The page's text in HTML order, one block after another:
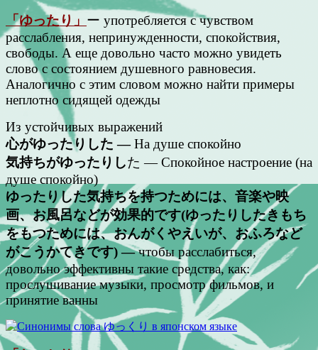
「ゆったり」 ー употребляется с чувством
расслабления, непринужденности, спокойствия,
свободы. А еще довольно часто можно увидеть
слово с состоянием душевного равновесия.
Аналогично с этим словом можно найти примеры
неплотно сидящей одежды
Из устойчивых выражений
心がゆったりした —На душе спокойно
気持ちがゆったりした — Спокойное настроение (на
душе спокойно)
ゆったりした気持ちを持つためには、音楽や映
画、お風呂などが効果的です(ゆったりしたきもち
をもつためには、おんがくやえいが、おふろなど
がこうかてきです) —чтобы расслабиться,
довольно эффективны такие средства, как:
прослушивание музыки, просмотр фильмов, и
принятие ванны